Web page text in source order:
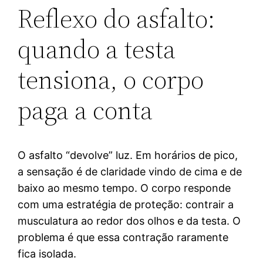
Reflexo do asfalto:
quando a testa
tensiona, o corpo
paga a conta
O asfalto “devolve” luz. Em horários de pico,
a sensação é de claridade vindo de cima e de
baixo ao mesmo tempo. O corpo responde
com uma estratégia de proteção: contrair a
musculatura ao redor dos olhos e da testa. O
problema é que essa contração raramente
fica isolada.